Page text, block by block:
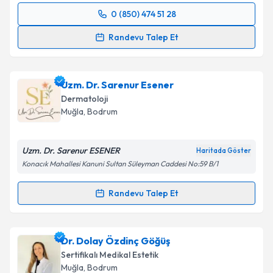
0 (850) 474 51 28
Randevu Talep Et
Randevu Takvimi Talebi
almanız için bir takvim hazırlandığında e-posta ile
bilgilendireceğiz.
E-posta Adresiniz
Kişisel verilerimin işlenmesine ilişkinAydınlatma
'ni okudum ve kişisel verilerimin belirtilen
kapsamda işlenmesini kabul ediyorum.
Takvim Talebini Gönder
Uzm. Dr. Sarenur Esener
Dermatoloji
Muğla, Bodrum
Uzm. Dr. Sarenur ESENER Haritada Göster
Konacık Mahallesi Kanuni Sultan Süleyman Caddesi No:59 B/1
Randevu Talep Et
Randevu Takvimi Talebi
Uzm. Dr. Sarenur Eseneriçin randevu takvimi talebi
oluşturun. Size bu uzmandan randevu almanız için bir
takvim hazırlandığında e-posta ile bilgilendireceğiz.
Dr. Dolay Özdinç Göğüş
Sertifikalı Medikal Estetik
Muğla, Bodrum